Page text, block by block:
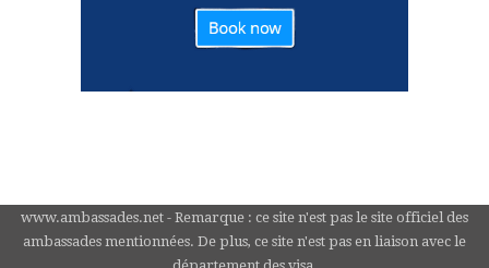
www.ambassades.net - Remarque : ce site n'est pas le site officiel des
ambassades mentionnées. De plus, ce site n'est pas en liaison avec le